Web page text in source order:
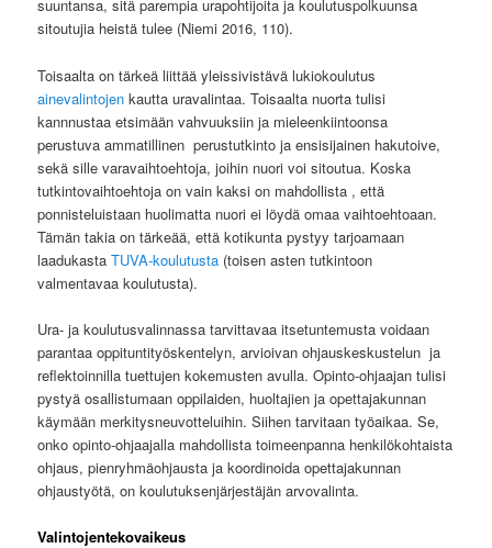
suuntansa, sitä parempia urapohtijoita ja koulutuspolkuunsa
sitoutujia heistä tulee (Niemi 2016, 110).
Toisaalta on tärkeä liittää yleissivistävä lukiokoulutus
ainevalintojen kautta uravalintaa. Toisaalta nuorta tulisi
kannnustaa etsimään vahvuuksiin ja mieleenkiintoonsa
perustuva ammatillinen perustutkinto ja ensisijainen hakutoive,
sekä sille varavaihtoehtoja, joihin nuori voi sitoutua. Koska
tutkintovaihtoehtoja on vain kaksi on mahdollista , että
ponnisteluistaan huolimatta nuori ei löydä omaa vaihtoehtoaan.
Tämän takia on tärkeää, että kotikunta pystyy tarjoamaan
laadukastaTUVA-koulutusta (toisen asten tutkintoon
valmentavaa koulutusta).
Ura- ja koulutusvalinnassa tarvittavaa itsetuntemusta voidaan
parantaa oppituntityöskentelyn, arvioivan ohjauskeskustelun ja
reflektoinnilla tuettujen kokemusten avulla. Opinto-ohjaajan tulisi
pystyä osallistumaan oppilaiden, huoltajien ja opettajakunnan
käymään merkitysneuvotteluihin. Siihen tarvitaan työaikaa. Se,
onko opinto-ohjaajalla mahdollista toimeenpanna henkilökohtaista
ohjaus, pienryhmäohjausta ja koordinoida opettajakunnan
ohjaustyötä, on koulutuksenjärjestäjän arvovalinta.
Valintojentekovaikeus